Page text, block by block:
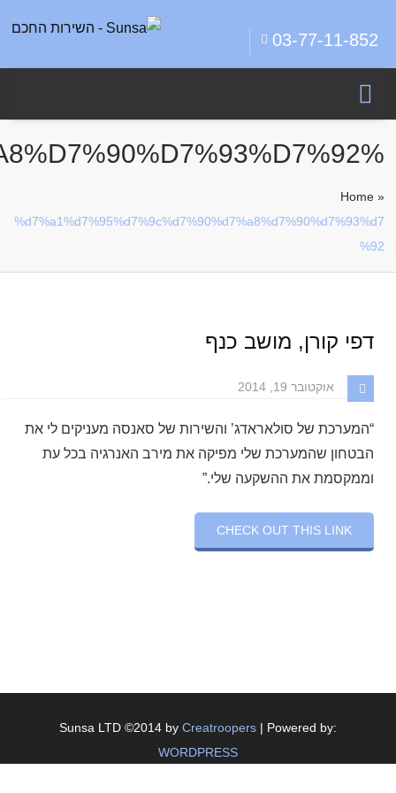
03-77-11-852
%D7%A1%D7%95%D7%9C%D7%90%D7%A8%D7%90%D7%93%D7%92
Home»
%d7%a1%d7%95%d7%9c%d7%90%d7%a8%d7%90%d7%93%d7
%92
דפי קורן, מושב כנף
אוקטובר 19, 2014
“המערכת של סולאראדג’ והשירות של סאנסה מעניקים לי את
הבטחון שהמערכת שלי מפיקה את מירב האנרגיה בכל עת
וממקסמת את ההשקעה שלי.”
CHECK OUT THIS LINK
Sunsa LTD ©2014 by Creatroopers | Powered by:
WORDPRESS